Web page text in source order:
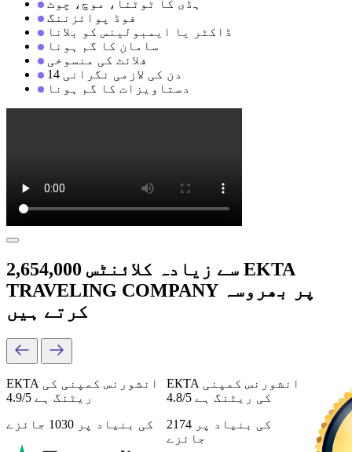
ہڈی کا ٹوٹنا، موچ، چوٹ
فوڈ پوائزننگ
ڈاکٹر یا ایمبولینس کو بلانا
سامان کا گم ہونا
فلائٹ کی منسوخی
14 دن کی لازمی نگرانی
دستاویزات کا گم ہونا
2,654,000 سے زیادہ کلائنٹس EKTA
TRAVELING COMPANY پر بھروسہ
کرتے ہیں
ЕКТА انشورنس کمپنی کی
ریٹنگ ہے 4.9/5
کی بنیاد پر 1030 جائزے
ЕКТА انشورنس کمپنی
کی ریٹنگ ہے 4.8/5
کی بنیاد پر 2174
جائزے